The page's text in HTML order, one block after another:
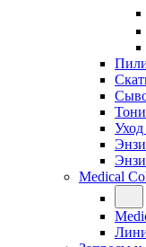
Уход
Medical